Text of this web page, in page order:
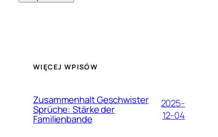
WIĘCEJ WPISÓW
Zusammenhalt Geschwister
Sprüche: Stärke der
Familienbande
2025-
12-04